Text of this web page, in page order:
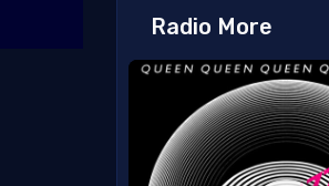
Radio More